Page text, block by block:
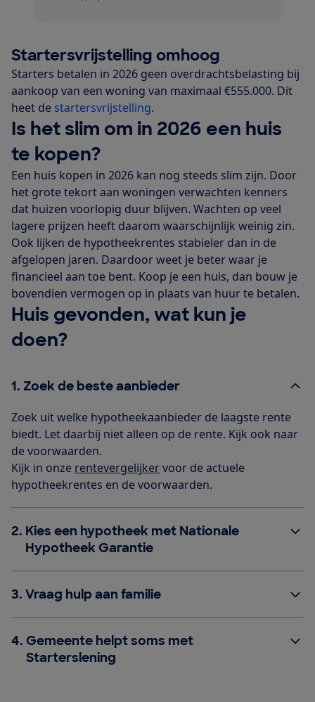
Startersvrijstelling omhoog
Starters betalen in 2026 geen overdrachtsbelasting bij
aankoop van een woning van maximaal €555.000. Dit
heet de startersvrijstelling.
Is het slim om in 2026 een huis
te kopen?
Een huis kopen in 2026 kan nog steeds slim zijn. Door
het grote tekort aan woningen verwachten kenners
dat huizen voorlopig duur blijven. Wachten op veel
lagere prijzen heeft daarom waarschijnlijk weinig zin.
Ook lijken de hypotheekrentes stabieler dan in de
afgelopen jaren. Daardoor weet je beter waar je
financieel aan toe bent. Koop je een huis, dan bouw je
bovendien vermogen op in plaats van huur te betalen.
Huis gevonden, wat kun je
doen?
1. Zoek de beste aanbieder
Zoek uit welke hypotheekaanbieder de laagste rente
biedt. Let daarbij niet alleen op de rente. Kijk ook naar
de voorwaarden.
Kijk in onze rentevergelijkervoor de actuele
hypotheekrentes en de voorwaarden.
2. Kies een hypotheek met Nationale
Hypotheek Garantie
3. Vraag hulp aan familie
4. Gemeente helpt soms met
Starterslening